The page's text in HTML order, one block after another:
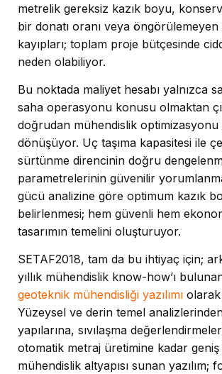
metrelik gereksiz kazık boyu,
bir donatı oranı veya
kayıpları; toplam proje bütçesinde
neden olabiliyor.
Bu noktada maliyet hesabı yalnızca
saha operasyonu konusu olmaktan
doğrudan mühendislik
dönüşüyor. Uç taşıma kapasitesi ile
sürtünme direncinin doğru
parametrelerinin güvenilir
gücü analizine göre optimum kazık
belirlenmesi; hem güvenli hem
tasarımın temelini oluşturuyor.
SETAF2018, tam da bu ihtiyaç için;
yıllık mühendislik know-how’ı
geoteknik mühendisliği yazılımı olarak
Yüzeysel ve derin temel
yapılarına, sıvılaşma
otomatik metraj üretimine kadar
mühendislik altyapısı sunan yazılım;